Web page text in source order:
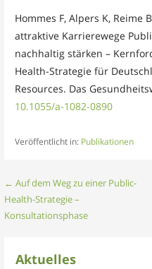
Hommes F, Alpers K, Reime
attraktive Karrierewege
nachhaltig stärken –
Health-Strategie für
Resources. Das
10.1055/a-1082-0890
Veröffentlicht in: Publikationen
← Auf dem Weg zu einer Public-
Health-Strategie –
Konsultationsphase
Aktuelles